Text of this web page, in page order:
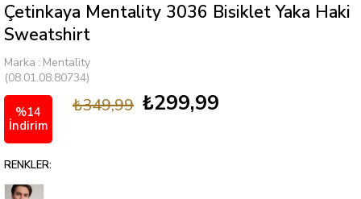
Çetinkaya Mentality 3036 Bisiklet Yaka Haki
Sweatshirt
Marka : Mentality
(08.01.08.80734)
%14
İndirim
₺349,99 ₺299,99
RENKLER: